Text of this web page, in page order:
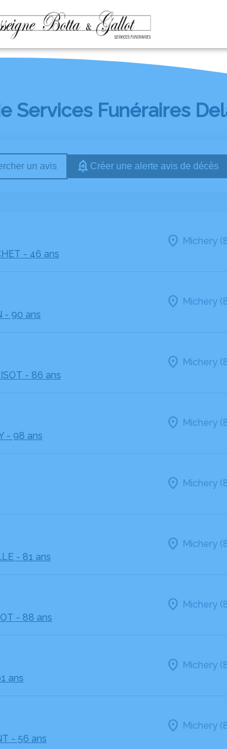
ESPACES HOMMAGESNOTRE HISTOIRE
Services Funéraires
un avis Créer une alerte avis de décès
- 46 ans
Michery
- 90 ans
Michery
- 86 ans
Michery
- 98 ans
Michery
Michery
- 81 ans
Michery
- 88 ans
Michery
ans
Michery
- 56 ans
Michery